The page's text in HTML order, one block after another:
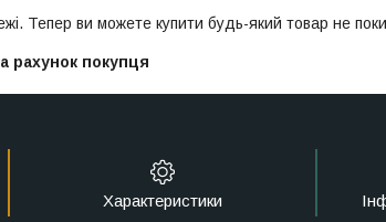
Тепер ви можете купити будь-який товар не
рахунок покупця
Характеристики